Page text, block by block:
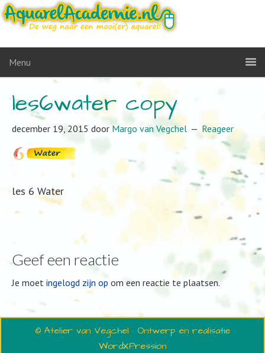
Menu
les6water copy
december 19, 2015 door Margo van Vegchel Reageer
les 6 Water
Geef een reactie
Je moet ingelogd zijn op om een reactie te plaatsen.
© Atelier van Vegchel · Ontwerp en realisatie
WordXPression